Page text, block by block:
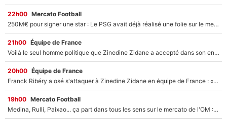
22h00 Mercato Football
250M€ pour signer une star : Le PSG avait déjà réalisé une folie sur le mercato bien avant Neymar !
21h00 Équipe de France
Voilà le seul homme politique que Zinedine Zidane a accepté dans son entourage : «Je garde un très bon souvenir de lui»
20h00 Équipe de France
Franck Ribéry a osé s'attaquer à Zinedine Zidane en équipe de France : «Je n'aurais jamais fait ça»
19h00 Mercato Football
Medina, Rulli, Paixao... ça part dans tous les sens sur le mercato de l'OM : Frank McCourt va enfin récupérer l'argent qu'il attend ?